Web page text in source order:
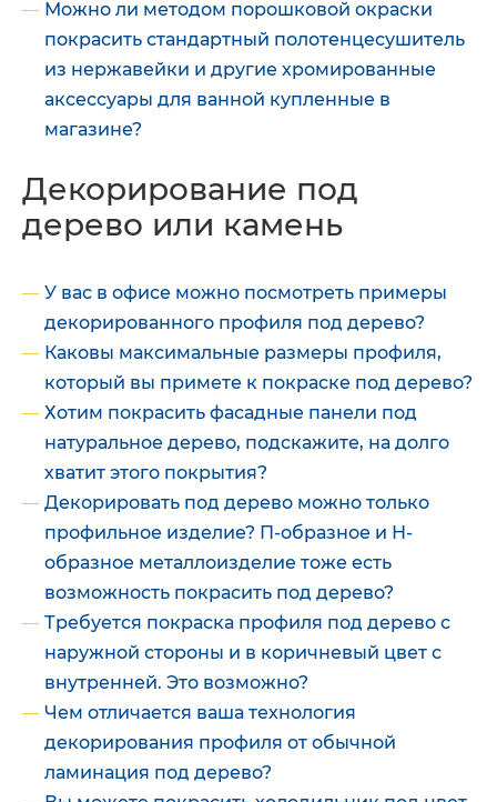
Можно ли методом порошковой окраски
покрасить стандартный полотенцесушитель
из нержавейки и другие хромированные
аксессуары для ванной купленные в
магазине?
Декорирование под
дерево или камень
У вас в офисе можно посмотреть примеры
декорированного профиля под дерево?
Каковы максимальные размеры профиля,
который вы примете к покраске под дерево?
Хотим покрасить фасадные панели под
натуральное дерево, подскажите, на долго
хватит этого покрытия?
Декорировать под дерево можно только
профильное изделие? П-образное и Н-
образное металлоизделие тоже есть
возможность покрасить под дерево?
Требуется покраска профиля под дерево с
наружной стороны и в коричневый цвет с
внутренней. Это возможно?
Чем отличается ваша технология
декорирования профиля от обычной
ламинация под дерево?